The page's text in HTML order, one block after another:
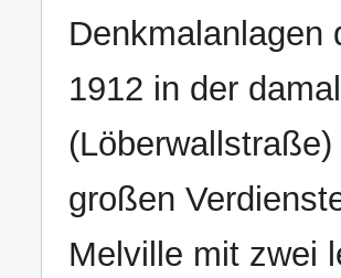
Denkmalanlagen
1912 in der
großen
Melville mit zwei